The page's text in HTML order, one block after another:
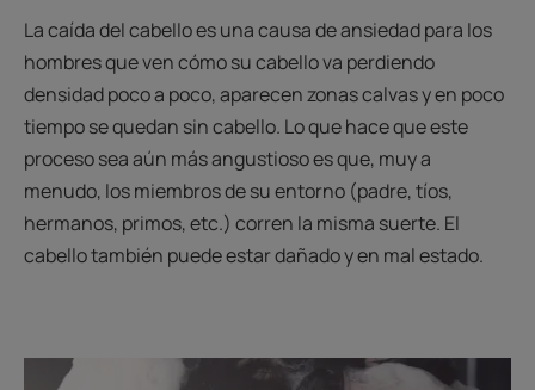
La caída del cabello es una causa de ansiedad para los
hombres que ven cómo su cabello va perdiendo
densidad poco a poco, aparecen zonas calvas y en poco
tiempo se quedan sin cabello. Lo que hace que este
proceso sea aún más angustioso es que, muy a
menudo, los miembros de su entorno (padre, tíos,
hermanos, primos, etc.) corren la misma suerte. El
cabello también puede estar dañado y en mal estado.